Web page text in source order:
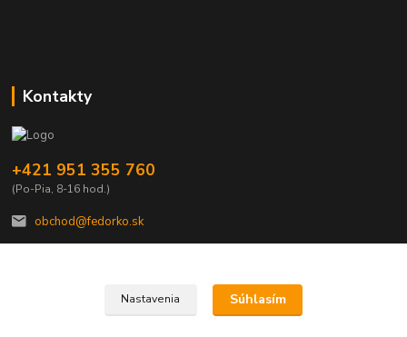
Kontakty
+421 951 355 760
(Po-Pia, 8-16 hod.)
obchod@fedorko.sk
Nastavenia Súhlasím